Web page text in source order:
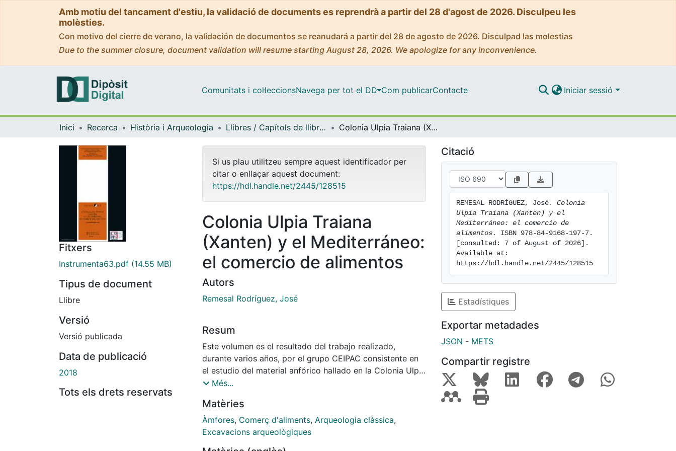
Amb motiu del tancament d'estiu, la validació de documents es reprendrà a partir del 28 d'agost de 2026. Disculpeu les
molèsties.
Con motivo del cierre de verano, la validación de documentos se reanudará a partir del 28 de agosto de 2026. Disculpad las molestias
Due to the summer closure, document validation will resume starting August 28, 2026. We apologize for any inconvenience.
Comunitats i col·leccionsNavega per tot el DD Com publicarContacte Iniciar sessió
Inici Recerca Història i Arqueologia Llibres / Capítols de llibre (Història i Arqueologia) Colonia Ulpia Traiana (Xanten) y el Mediterráneo: el comercio de alimentos
Fitxers
Instrumenta63.pdf (14.55 MB)
Tipus de document
Llibre
Versió
Versió publicada
Data de publicació
2018
Tots els drets reservats
Si us plau utilitzeu sempre aquest identificador per
citar o enllaçar aquest document:
https://hdl.handle.net/2445/128515
Colonia Ulpia Traiana
(Xanten) y el Mediterráneo:
el comercio de alimentos
Autors
Remesal Rodríguez, José
Resum
Este volumen es el resultado del trabajo realizado,
durante varios años, por el grupo CEIPAC consistente en
el estudio del material anfórico hallado en la Colonia Ulpia
Traiana (Xanten, Alemania). Se han estudiado más de
excavaciones realizadas en la ciudad a lo largo de casi un
siglo, lo que ha permitido definir el comercio de alimentos
que se estableció entre una ciudad de la frontera renana y
Més...
Matèries
Àmfores, Comerç d'aliments, Arqueologia clàssica,
Excavacions arqueològiques
Citació
REMESAL RODRÍGUEZ, José. Colonia
Ulpia Traiana (Xanten) y el
Mediterráneo: el comercio de
alimentos.
ISBN 978-84-9168-197-7.
[consulted: 7 of August of 2026].
Available at:
https://hdl.handle.net/2445/128515
Estadístiques
Exportar metadades
JSON - METS
Compartir registre